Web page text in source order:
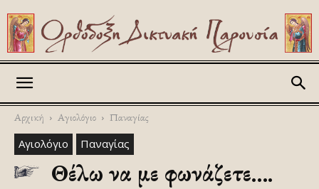
Αρχική Αγιολόγιο Παναγίας
Αγιολόγιο Παναγίας
Θέλω να με φωνάζετε….